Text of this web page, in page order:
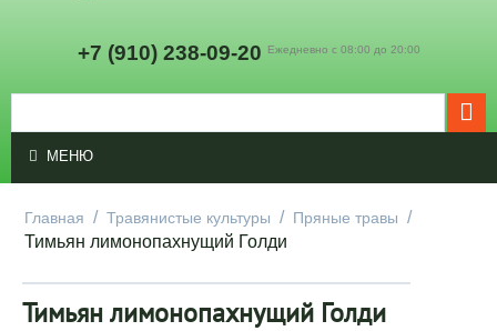
+7 (910) 238-09-20 Ежедневно с 08:00 до 20:00
МЕНЮ
Главная / Травянистые культуры / Пряные травы /
Тимьян лимонопахнущий Голди
Тимьян лимонопахнущий Голди